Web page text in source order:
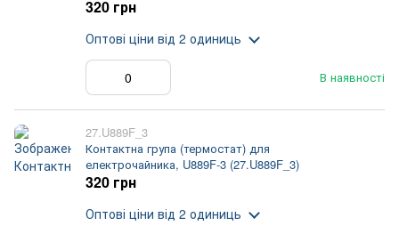
В наявності
320 грн
Оптові ціни від 2 одиниць
27.U889F_3
Контактна група (термостат) для
електрочайника, U889F-3 (27.U889F_3)
320 грн
Оптові ціни від 2 одиниць